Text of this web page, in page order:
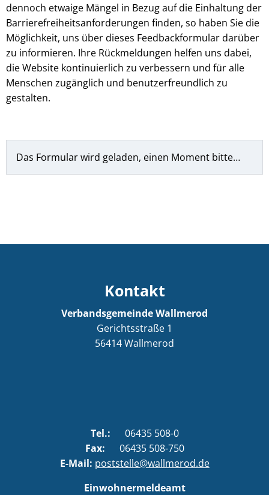
dennoch etwaige Mängel in Bezug auf die Einhaltung der
Barrierefreiheitsanforderungen finden, so haben Sie die
Möglichkeit, uns über dieses Feedbackformular darüber
zu informieren. Ihre Rückmeldungen helfen uns dabei,
die Website kontinuierlich zu verbessern und für alle
Menschen zugänglich und benutzerfreundlich zu
gestalten.
Das Formular wird geladen, einen Moment bitte…
Kontakt
Verbandsgemeinde Wallmerod
Gerichtsstraße 1
56414Wallmerod
Tel.:
06435 508-0
Fax: 06435 508-750
E-Mail: poststelle@wallmerod.de
Einwohnermeldeamt